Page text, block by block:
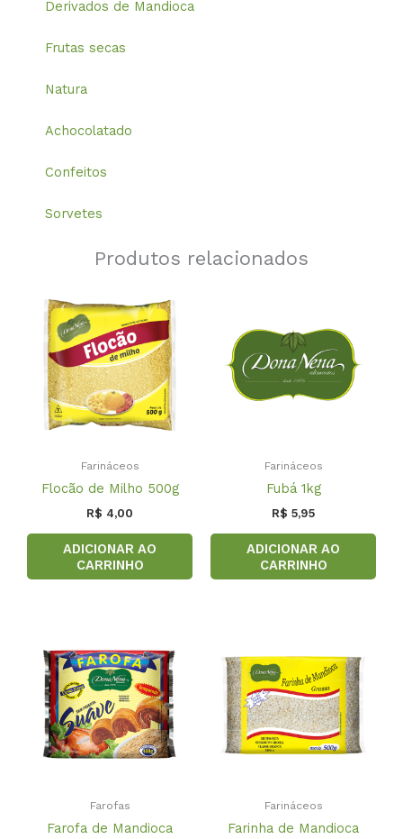
Derivados de Mandioca
Frutas secas
Natura
Achocolatado
Confeitos
Sorvetes
Produtos relacionados
Farináceos
Flocão de Milho 500g
R$ 4,00
ADICIONAR AO
CARRINHO
Farináceos
Fubá 1kg
R$ 5,95
ADICIONAR AO
CARRINHO
Farofas
Farofa de Mandioca
Farináceos
Farinha de Mandioca